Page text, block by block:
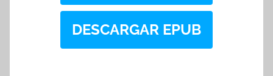
DESCARGAR EPUB